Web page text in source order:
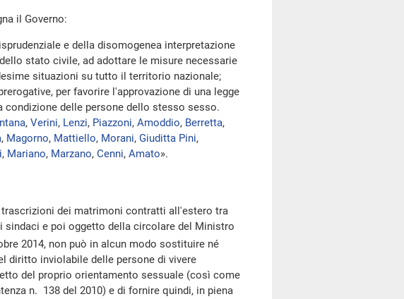
il Governo:
e della disomogenea interpretazione
stato civile, ad adottare le misure necessarie
situazioni su tutto il territorio nazionale;
per favorire l'approvazione di una legge
delle persone dello stesso sesso.
, Verini, Lenzi, Piazzoni, Amoddio, Berretta,
, Magorno, Mattiello, Morani, Giuditta Pini,
, Mariano, Marzano, Cenni, Amato».
dei matrimoni contratti all'estero tra
sindaci e poi oggetto della circolare del Ministro
2014, non può in alcun modo sostituire né
diritto inviolabile delle persone di vivere
del proprio orientamento sessuale (così come
n. 138 del 2010) e di fornire quindi, in piena